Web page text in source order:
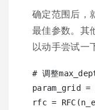
确定范围后，
最佳参数。其
以动手尝试一
# 调整
param_grid
rfc =